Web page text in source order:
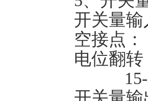
开关量
空接点
电位翻
15--